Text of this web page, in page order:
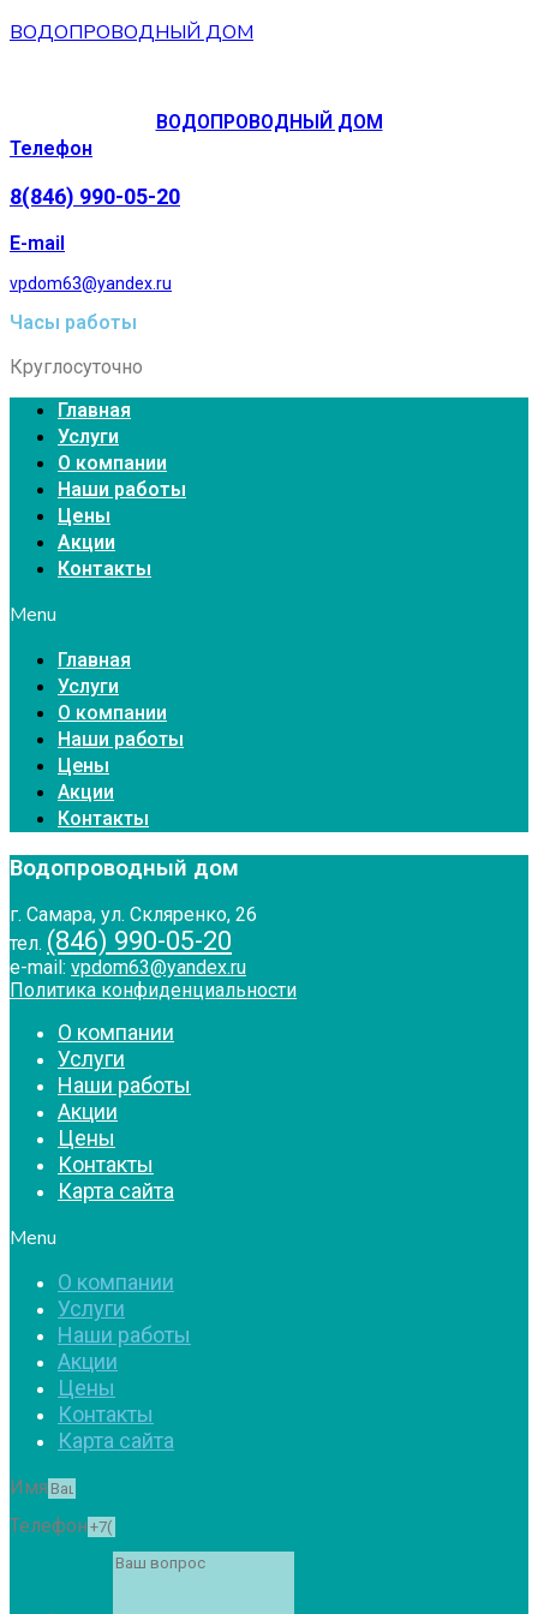
ВОДОПРОВОДНЫЙ ДОМ
ВОДОПРОВОДНЫЙ ДОМ
Телефон
8(846) 990-05-20
E-mail
vpdom63@yandex.ru
Часы работы
Круглосуточно
Главная
Услуги
О компании
Наши работы
Цены
Акции
Контакты
Menu
Главная
Услуги
О компании
Наши работы
Цены
Акции
Контакты
Водопроводный дом
г. Самара, ул. Скляренко, 26
тел. (846) 990-05-20
e-mail: vpdom63@yandex.ru
Политика конфиденциальности
О компании
Услуги
Наши работы
Акции
Цены
Контакты
Карта сайта
Menu
О компании
Услуги
Наши работы
Акции
Цены
Контакты
Карта сайта
Имя
Телефон